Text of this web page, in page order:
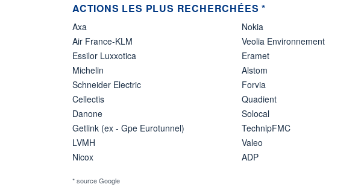
ACTIONS LES PLUS RECHERCHÉES *
Axa
Air France-KLM
Essilor Luxxotica
Michelin
Schneider Electric
Cellectis
Danone
Getlink (ex - Gpe Eurotunnel)
LVMH
Nicox
Nokia
Veolia Environnement
Eramet
Alstom
Forvia
Quadient
Solocal
TechnipFMC
Valeo
ADP
* source Google